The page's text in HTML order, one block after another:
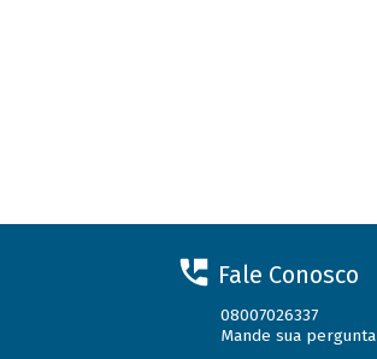
Fale Conosco
08007026337
Mande sua pergunta